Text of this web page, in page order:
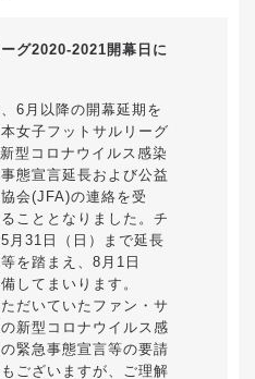
グ2020-2021開幕日に
6月以降の開幕延期を
女子フットサルリーグ
型コロナウイルス感染
態宣言延長および公益
会(JFA)の連絡を受
こととなりました。チ
月31日（日）まで延長
を踏まえ、8月1日
してまいります。
だいていたファン・サ
新型コロナウイルス感
緊急事態宣言等の要請
ございますが、ご理解